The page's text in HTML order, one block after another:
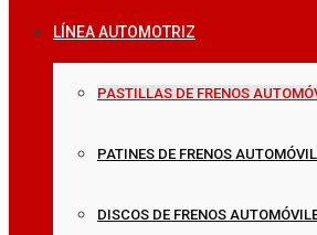
LÍNEA AUTOMOTRIZ
PASTILLAS DE FRENOS
PATINES DE FRENOS
DISCOS DE FRENOS